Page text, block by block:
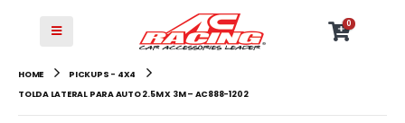
0
HOME
PICKUPS - 4X4
TOLDA LATERAL PARA AUTO 2.5M X 3M – AC888-1202